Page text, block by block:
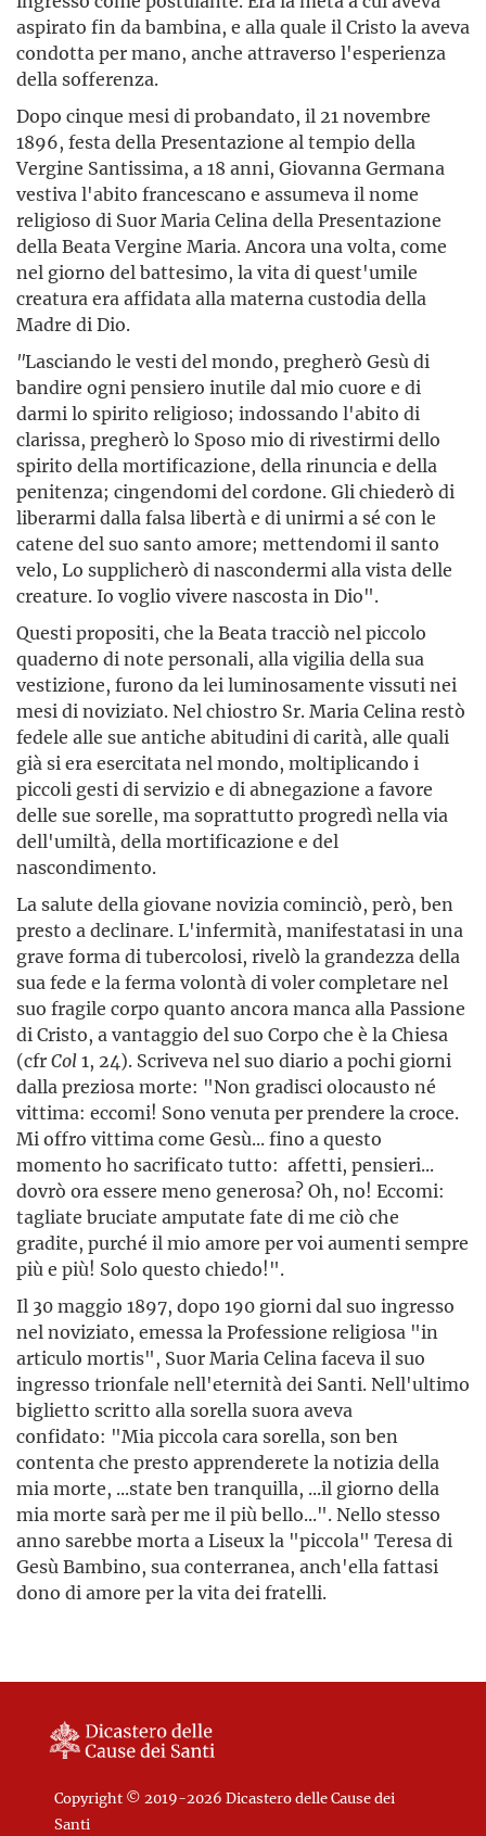
aspirato fin da bambina, e alla quale il Cristo la aveva
condotta per mano, anche attraverso l'esperienza
della sofferenza.
Dopo cinque mesi di probandato, il 21 novembre
1896, festa della Presentazione al tempio della
Vergine Santissima, a 18 anni, Giovanna Germana
vestiva l'abito francescano e assumeva il nome
religioso di Suor Maria Celina della Presentazione
della Beata Vergine Maria. Ancora una volta, come
nel giorno del battesimo, la vita di quest'umile
creatura era affidata alla materna custodia della
Madre di Dio.
"Lasciando le vesti del mondo, pregherò Gesù di
bandire ogni pensiero inutile dal mio cuore e di
darmi lo spirito religioso; indossando l'abito di
clarissa, pregherò lo Sposo mio di rivestirmi dello
spirito della mortificazione, della rinuncia e della
penitenza; cingendomi del cordone. Gli chiederò di
liberarmi dalla falsa libertà e di unirmi a sé con le
catene del suo santo amore; mettendomi il santo
velo, Lo supplicherò di nascondermi alla vista delle
creature. Io voglio vivere nascosta in Dio".
Questi propositi, che la Beata tracciò nel piccolo
quaderno di note personali, alla vigilia della sua
vestizione, furono da lei luminosamente vissuti nei
mesi di noviziato. Nel chiostro Sr. Maria Celina restò
fedele alle sue antiche abitudini di carità, alle quali
già si era esercitata nel mondo, moltiplicando i
piccoli gesti di servizio e di abnegazione a favore
delle sue sorelle, ma soprattutto progredì nella via
dell'umiltà, della mortificazione e del
nascondimento.
La salute della giovane novizia cominciò, però, ben
presto a declinare. L'infermità, manifestatasi in una
grave forma di tubercolosi, rivelò la grandezza della
sua fede e la ferma volontà di voler completare nel
suo fragile corpo quanto ancora manca alla Passione
di Cristo, a vantaggio del suo Corpo che è la Chiesa
(cfrCol1, 24). Scriveva nel suo diario a pochi giorni
dalla preziosa morte: "Non gradisci olocausto né
vittima: eccomi! Sono venuta per prendere la croce.
Mi offro vittima come Gesù... fino a questo
momento ho sacrificato tutto: affetti, pensieri...
dovrò ora essere meno generosa? Oh, no! Eccomi:
tagliate bruciate amputate fate di me ciò che
gradite, purché il mio amore per voi aumenti sempre
più e più! Solo questo chiedo!".
Il 30 maggio 1897, dopo 190 giorni dal suo ingresso
nel noviziato, emessa la Professione religiosa "in
articulo mortis", Suor Maria Celina faceva il suo
ingresso trionfale nell'eternità dei Santi. Nell'ultimo
biglietto scritto alla sorella suora aveva
confidato: "Mia piccola cara sorella, son ben
contenta che presto apprenderete la notizia della
mia morte, ...state ben tranquilla, ...il giorno della
mia morte sarà per me il più bello...". Nello stesso
anno sarebbe morta a Liseux la "piccola" Teresa di
Gesù Bambino, sua conterranea, anch'ella fattasi
dono di amore per la vita dei fratelli.
Copyright © 2019-2026 Dicastero delle Cause dei
Santi